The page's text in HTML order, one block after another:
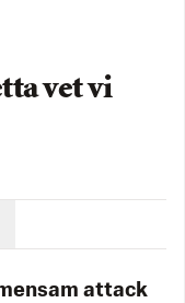
vet vi
attack